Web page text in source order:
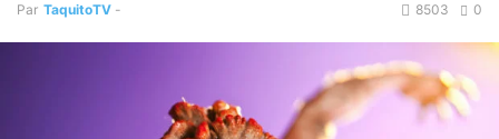
Par TaquitoTV - 0
8503